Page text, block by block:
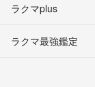
ラクマplus
ラクマ最強鑑定